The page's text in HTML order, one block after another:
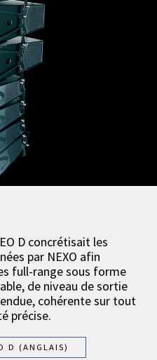
D concrétisait les
par NEXO afin
full-range sous forme
de niveau de sortie
cohérente sur tout
précise.
D (ANGLAIS)